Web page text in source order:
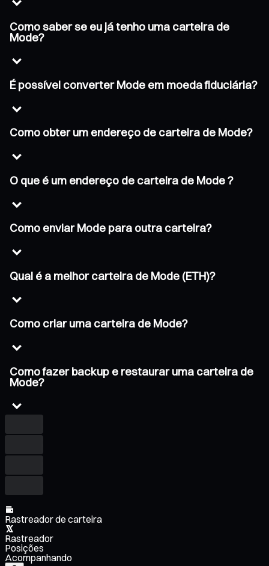
Como saber se eu já tenho uma carteira de
Mode?
É possível converter Mode em moeda fiduciária?
Como obter um endereço de carteira de Mode?
O que é um endereço de carteira de Mode ?
Como enviar Mode para outra carteira?
Qual é a melhor carteira de Mode (ETH)?
Como criar uma carteira de Mode?
Como fazer backup e restaurar uma carteira de
Mode?
Rastreador de carteira
Rastreador
Posições
Acompanhando